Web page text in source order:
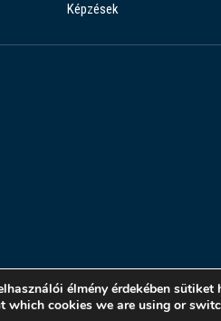
Képzések
élmény érdekében sütiket
which cookies we are using or